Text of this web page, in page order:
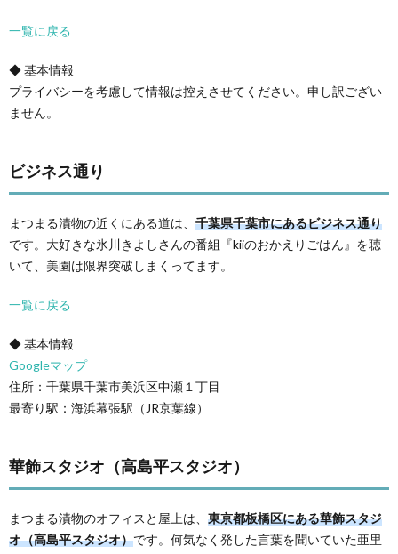
一覧に戻る
◆ 基本情報
プライバシーを考慮して情報は控えさせてください。申し訳ござい
ません。
ビジネス通り
まつまる漬物の近くにある道は、 千葉県千葉市にあるビジネス通り
です。大好きな氷川きよしさんの番組『kiiのおかえりごはん』を聴
いて、美園は限界突破しまくってます。
一覧に戻る
◆ 基本情報
Googleマップ
住所：千葉県千葉市美浜区中瀬１丁目
最寄り駅：海浜幕張駅（JR京葉線）
華飾スタジオ（高島平スタジオ）
まつまる漬物のオフィスと屋上は、 東京都板橋区にある華飾スタジ
オ（高島平スタジオ）です。何気なく発した言葉を聞いていた亜里